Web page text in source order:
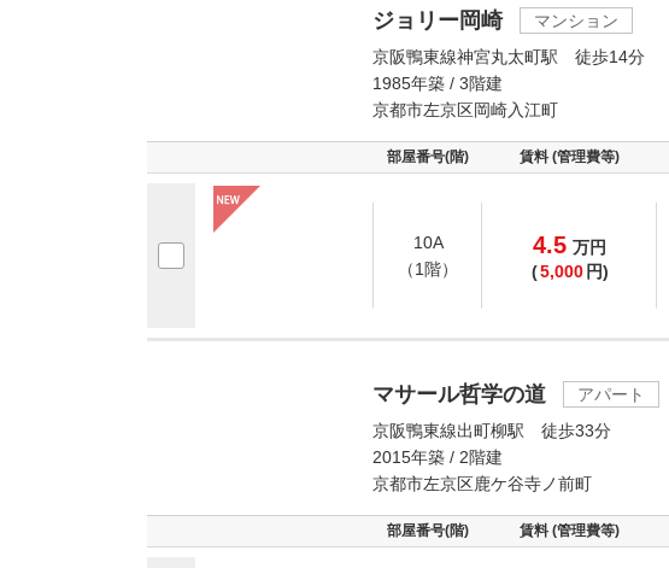
ジョリー岡崎
マンション
京阪鴨東線神宮丸太町駅 徒歩14分
1985年築 / 3階建
京都市左京区岡崎入江町
部屋番号(階) 賃料 (管理費等)
10A
（1階）
4.5 万円
(5,000 円)
マサール哲学の道
アパート
京阪鴨東線出町柳駅 徒歩33分
2015年築 / 2階建
京都市左京区鹿ケ谷寺ノ前町
部屋番号(階) 賃料 (管理費等)